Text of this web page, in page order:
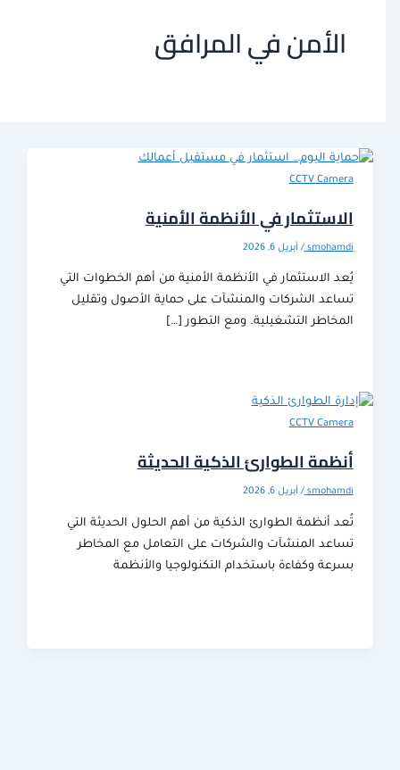
في المرافق
CCTV
في الأنظمة الأمنية
أبريل 6, 2026
الاستثمار في الأنظمة الأمنية من أهم الخطوات التي
الشركات والمنشآت على حماية الأصول وتقليل
التشغيلية. ومع التطور […]
CCTV
الطوارئ الذكية الحديثة
أبريل 6, 2026
أنظمة الطوارئ الذكية من أهم الحلول الحديثة التي
المنشآت والشركات على التعامل مع المخاطر
وكفاءة باستخدام التكنولوجيا والأنظمة